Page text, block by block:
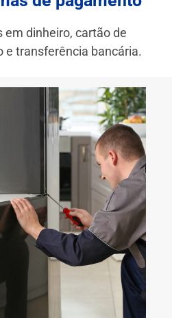
dinheiro, cartão de
e transferência bancária.